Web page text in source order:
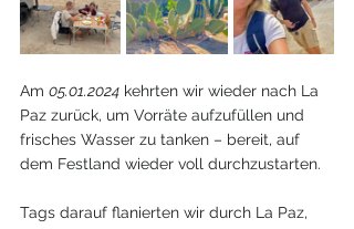
Am 05.01.2024 kehrten wir wieder nach La
Paz zurück, um Vorräte aufzufüllen und
frisches Wasser zu tanken – bereit, auf
dem Festland wieder voll durchzustarten.
Tags darauf flanierten wir durch La Paz,